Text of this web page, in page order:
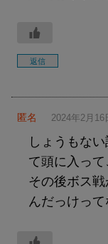
返信
匿名 2024年2月16
しょうもな
て頭に入って
その後ボス
んだっけって